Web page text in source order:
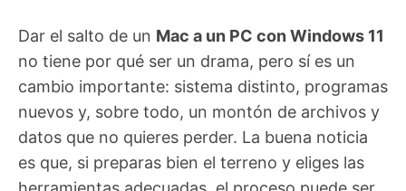
Dar el salto de un Mac a un PC con Windows 11
no tiene por qué ser un drama, pero sí es un
cambio importante: sistema distinto, programas
nuevos y, sobre todo, un montón de archivos y
datos que no quieres perder. La buena noticia
es que, si preparas bien el terreno y eliges las